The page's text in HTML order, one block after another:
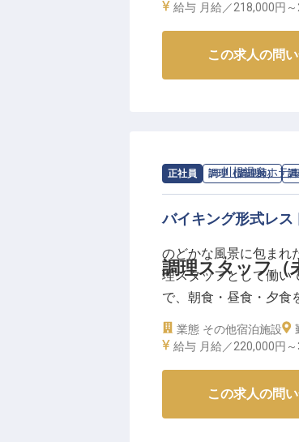
大井川の豊かな自然
ーー【成長を応援する
当ホテルでは、フロン
積むことができます
たい分野に応じて、ホ
も可能です。
社会保険完備はもち
が整っています。あな
す。
※2026年04月10日時点
給与 月給／218,000円～
この求人の問
正社員 調理（調理師）
調理スタッフ（
求人情報：川根温泉ホテ
バイキング形式レス
のどかな風景に包まれ
理スタッフとして働い
で、朝食・昼食・夕食
方、調理師免許をお持
できます。また寮を完
【この企業・施設につ
業態 その他宿泊施設
給与 月給／220,000円～
この求人の問